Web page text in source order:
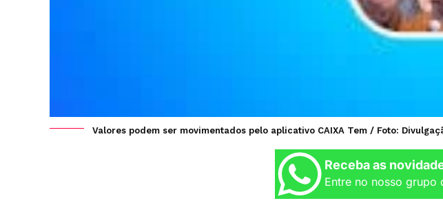
Valores podem ser movimentados pelo aplicativo CAIXA Tem / Foto:
Receba as
Entre no nosso grupo